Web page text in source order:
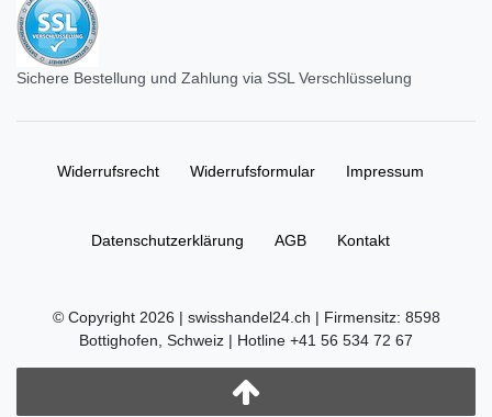
Sichere Bestellung und Zahlung via SSL Verschlüsselung
Widerrufs­recht Widerrufs­formular Impressum
Daten­schutz­erklärung AGB Kontakt
© Copyright 2026 | swisshandel24.ch | Firmensitz: 8598
Bottighofen, Schweiz | Hotline +41 56 534 72 67